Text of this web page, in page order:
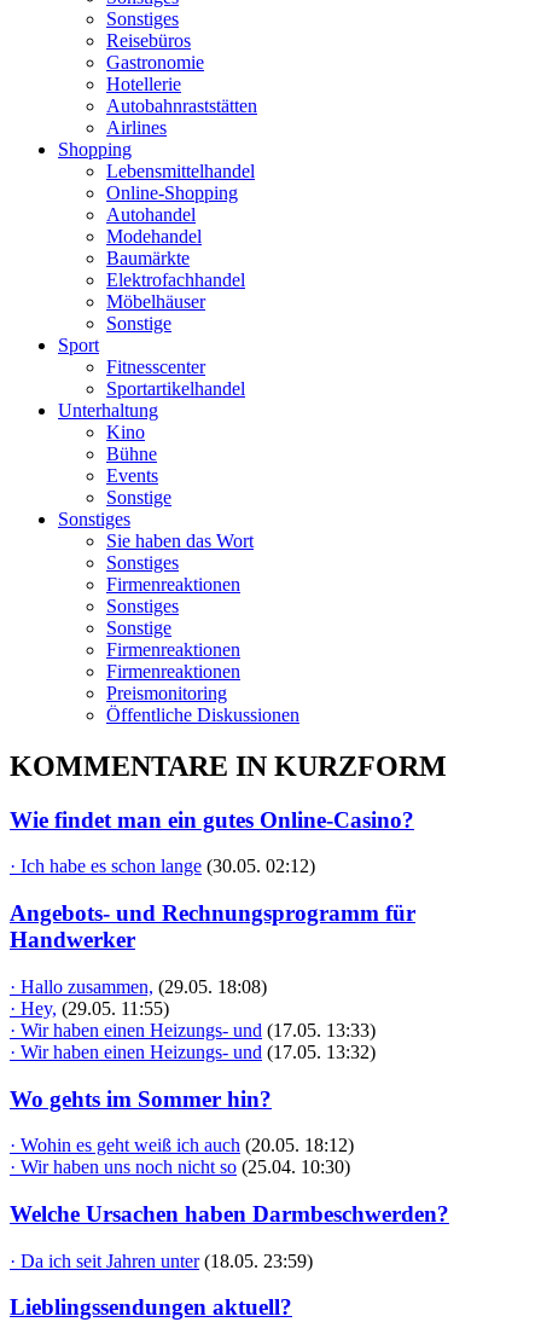
Sonstiges
Reisebüros
Gastronomie
Hotellerie
Autobahnraststätten
Airlines
Shopping
Lebensmittelhandel
Online-Shopping
Autohandel
Modehandel
Baumärkte
Elektrofachhandel
Möbelhäuser
Sonstige
Sport
Fitnesscenter
Sportartikelhandel
Unterhaltung
Kino
Bühne
Events
Sonstige
Sonstiges
Sie haben das Wort
Sonstiges
Firmenreaktionen
Sonstiges
Sonstige
Firmenreaktionen
Firmenreaktionen
Preismonitoring
Öffentliche Diskussionen
KOMMENTARE IN KURZFORM
Wie findet man ein gutes Online-Casino?
· Ich habe es schon lange (30.05. 02:12)
Angebots- und Rechnungsprogramm für
Handwerker
· Hallo zusammen, (29.05. 18:08)
· Hey, (29.05. 11:55)
· Wir haben einen Heizungs- und (17.05. 13:33)
· Wir haben einen Heizungs- und (17.05. 13:32)
Wo gehts im Sommer hin?
· Wohin es geht weiß ich auch (20.05. 18:12)
· Wir haben uns noch nicht so (25.04. 10:30)
Welche Ursachen haben Darmbeschwerden?
· Da ich seit Jahren unter (18.05. 23:59)
Lieblingssendungen aktuell?